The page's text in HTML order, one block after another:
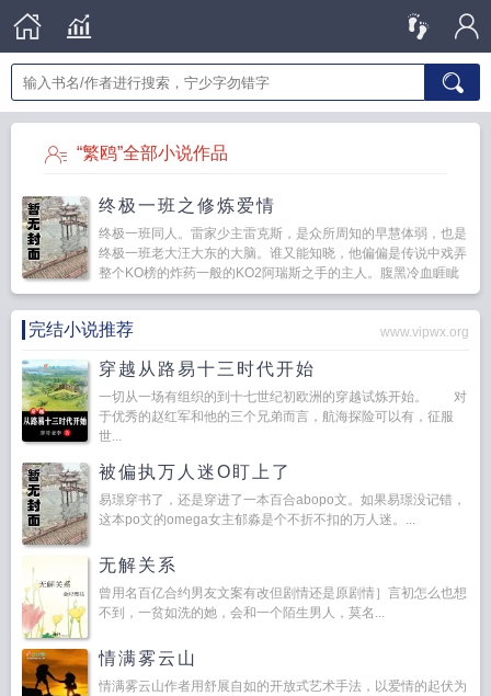
“繁鸥”全部小说作品
终极一班之修炼爱情
终极一班同人。雷家少主雷克斯，是众所周知的早慧体弱，也是
终极一班老大汪大东的大脑。谁又能知晓，他偏偏是传说中戏弄
整个KO榜的炸药一般的KO2阿瑞斯之手的主人。腹黑冷血睚眦
必报是KO2的代名词，对他之下的所有...
完结小说推荐 www.vipwx.org
穿越从路易十三时代开始
一切从一场有组织的到十七世纪初欧洲的穿越试炼开始。 对
于优秀的赵红军和他的三个兄弟而言，航海探险可以有，征服
世...
被偏执万人迷O盯上了
易璟穿书了，还是穿进了一本百合abopo文。如果易璟没记错，
这本po文的omega女主郁淼是个不折不扣的万人迷。...
无解关系
曾用名百亿合约男友文案有改但剧情还是原剧情］言初怎么也想
不到，一贫如洗的她，会和一个陌生男人，莫名...
情满雾云山
情满雾云山作者用舒展自如的开放式艺术手法，以爱情的起伏为